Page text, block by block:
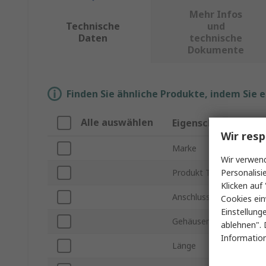
Technische
Daten
Mehr Infos
und
technische
Dokumente
Finden Sie ähnliche Produkte, indem
Alle auswählen Eigenschaft
Marke
Produkt Typ
Anschlusstyp
Gehäusematerial
Länge
Wir
Wir
Klicken
Cookies
ablehnen".